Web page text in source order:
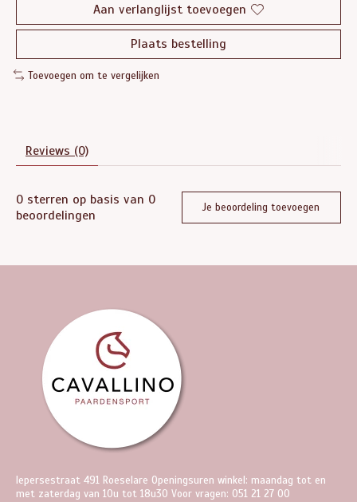
Aan verlanglijst toevoegen
Plaats bestelling
Toevoegen om te vergelijken
Reviews (0)
0 sterren op basis van 0
beoordelingen
Je beoordeling toevoegen
Iepersestraat 491 Roeselare Openingsuren winkel: maandag tot en
met zaterdag van 10u tot 18u30 Voor vragen: 051 21 27 00